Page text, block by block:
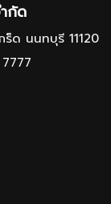
กัด
ร็ด นนทบุรี 11120